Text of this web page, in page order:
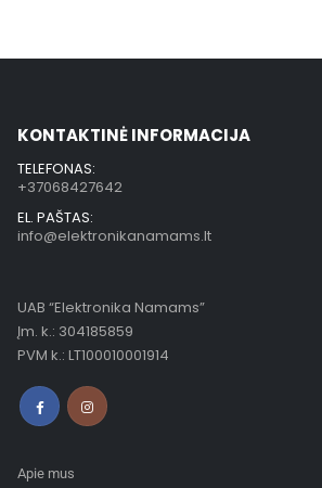
KONTAKTINĖ INFORMACIJA
TELEFONAS:
+37068427642
EL. PAŠTAS:
info@elektronikanamams.lt
UAB “Elektronika Namams”
Įm. k.: 304185859
PVM k.: LT100010001914
Apie mus